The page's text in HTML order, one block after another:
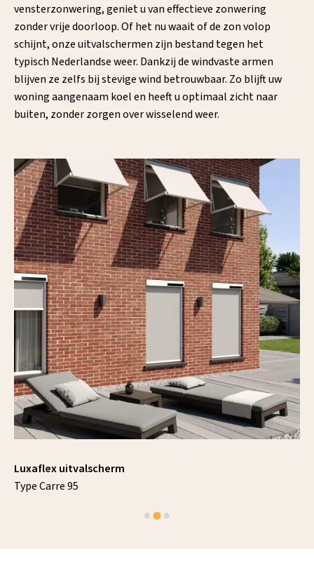
vensterzonwering, geniet u van effectieve zonwering
zonder vrije doorloop. Of het nu waait of de zon volop
schijnt, onze uitvalschermen zijn bestand tegen het
typisch Nederlandse weer. Dankzij de windvaste armen
blijven ze zelfs bij stevige wind betrouwbaar. Zo blijft uw
woning aangenaam koel en heeft u optimaal zicht naar
buiten, zonder zorgen over wisselend weer.
Luxaflex uitvalscherm
Type Carre 95